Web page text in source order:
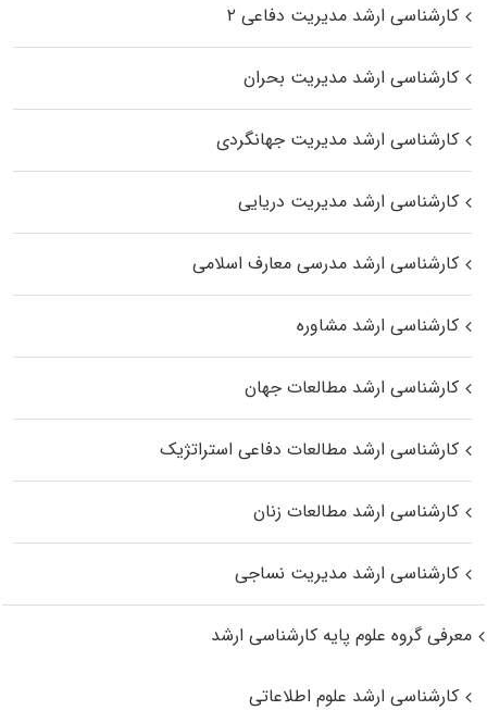
کارشناسی ارشد مدیریت دفاعی ۲
کارشناسی ارشد مدیریت بحران
کارشناسی ارشد مدیریت جهانگردی
کارشناسی ارشد مدیریت دریایی
کارشناسی ارشد مدرسی معارف اسلامی
کارشناسی ارشد مشاوره
کارشناسی ارشد مطالعات جهان
کارشناسی ارشد مطالعات دفاعی استراتژیک
کارشناسی ارشد مطالعات زنان
کارشناسی ارشد مدیریت نساجی
معرفی گروه علوم پایه کارشناسی ارشد
کارشناسی ارشد علوم اطلاعاتی